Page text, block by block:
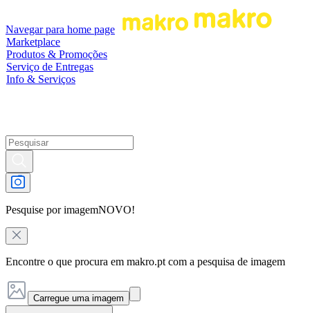
Navegar para home page
Marketplace
Produtos & Promoções
Serviço de Entregas
Info & Serviços
Pesquise por imagemNOVO!
Encontre o que procura em makro.pt com a pesquisa de imagem
Carregue uma imagem